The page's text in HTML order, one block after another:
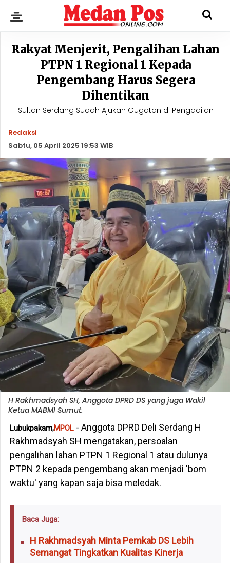
Rakyat Menjerit, Pengalihan Lahan
PTPN 1 Regional 1 Kepada
Pengembang Harus Segera
Dihentikan
Sultan Serdang Sudah Ajukan Gugatan di Pengadilan
Redaksi
Sabtu, 05 April 2025 19:53 WIB
H Rakhmadsyah SH, Anggota DPRD DS yang juga Wakil
Ketua MABMI Sumut.
Lubukpakam,MPOL- Anggota DPRD Deli Serdang H
Rakhmadsyah SH mengatakan, persoalan
pengalihan lahan PTPN 1 Regional 1 atau dulunya
PTPN 2 kepada pengembang akan menjadi 'bom
waktu' yang kapan saja bisa meledak.
Baca Juga:
H Rakhmadsyah Minta Pemkab DS Lebih
Semangat Tingkatkan Kualitas Kinerja